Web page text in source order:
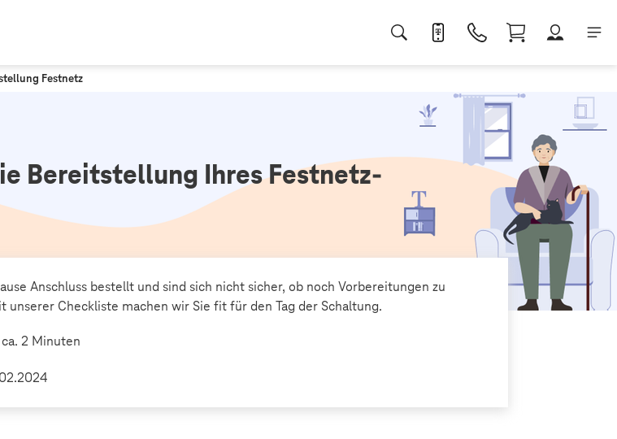
Festnetz
Bereitstellung Ihres Festnetz-
Anschluss bestellt und sind sich nicht sicher, ob noch Vorbereitungen zu
unserer Checkliste machen wir Sie fit für den Tag der Schaltung.
ca. 2 Minuten